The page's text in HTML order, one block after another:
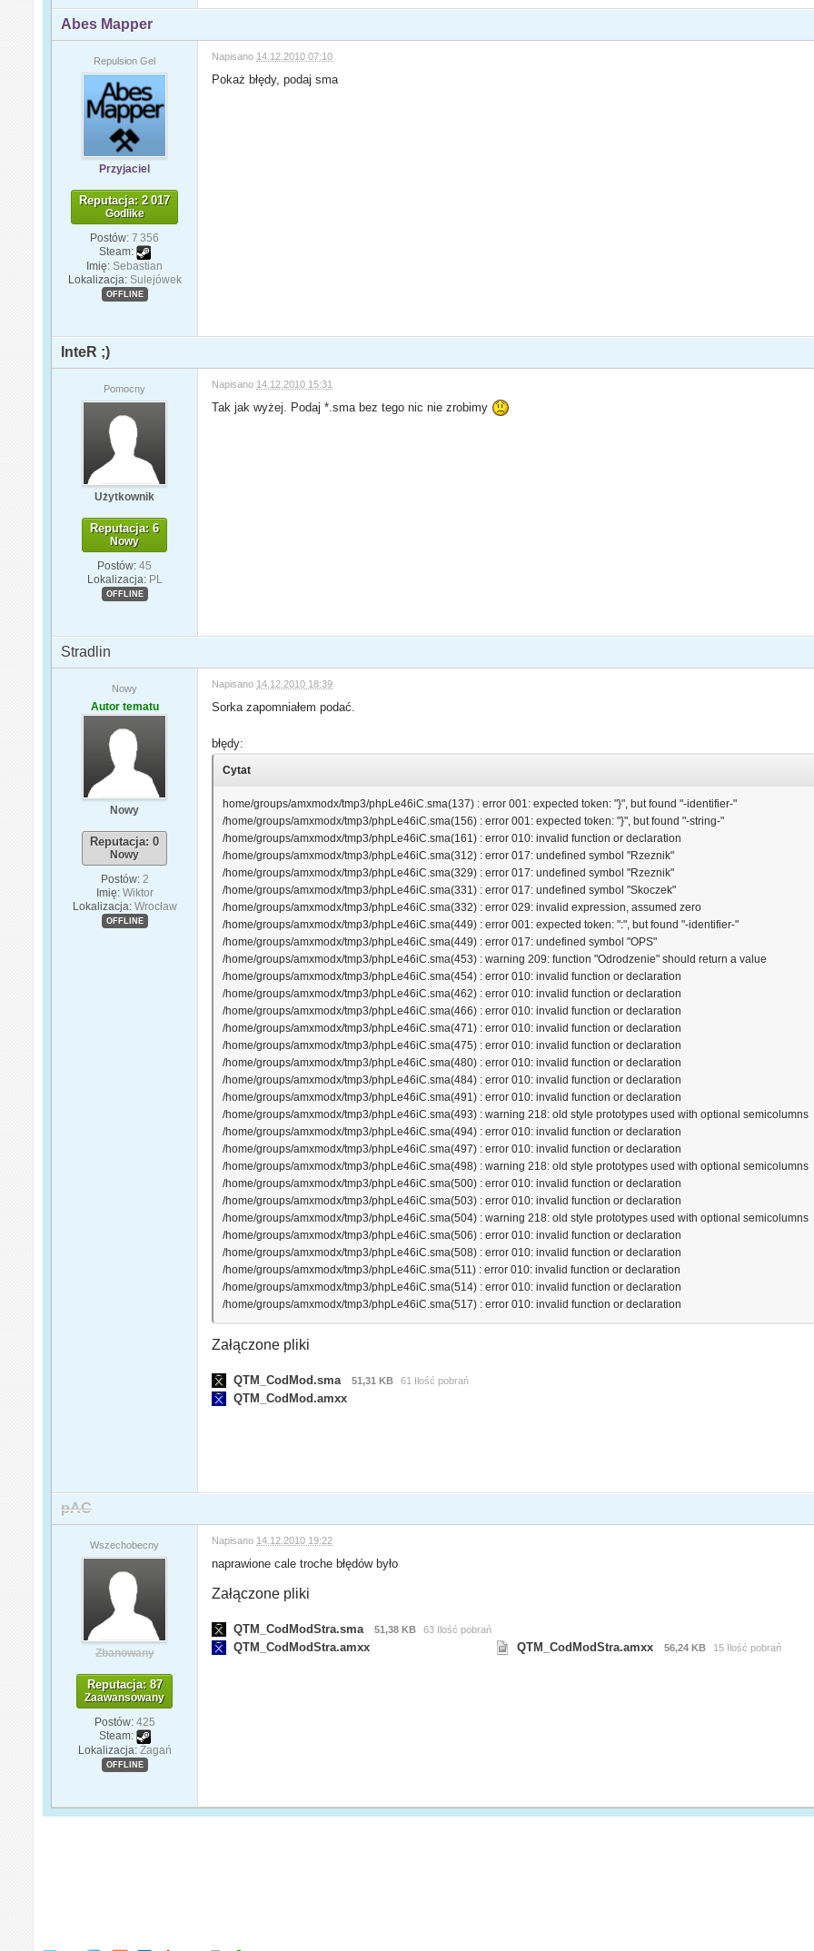
Abes Mapper
Repulsion Gel
Przyjaciel
Reputacja: 2 017
Godlike
Postów: 7 356
Steam:
Imię: Sebastian
Lokalizacja: Sulejówek
OFFLINE
Napisano 14.12.2010 07:10
Pokaż błędy, podaj sma
InteR ;)
Pomocny
Użytkownik
Reputacja: 6
Nowy
Postów: 45
Lokalizacja: PL
OFFLINE
Napisano 14.12.2010 15:31
Tak jak wyżej. Podaj *.sma bez tego nic nie zrobimy
Stradlin
Nowy
Autor tematu
Nowy
Reputacja: 0
Nowy
Postów: 2
Imię: Wiktor
Lokalizacja: Wrocław
OFFLINE
Napisano 14.12.2010 18:39
Sorka zapomniałem podać.
błędy:
Cytat
home/groups/amxmodx/tmp3/phpLe46iC.sma(137) : error 001: expected token: "}", but found "-identifier-"
/home/groups/amxmodx/tmp3/phpLe46iC.sma(156) : error 001: expected token: "}", but found "-string-"
/home/groups/amxmodx/tmp3/phpLe46iC.sma(161) : error 010: invalid function or declaration
/home/groups/amxmodx/tmp3/phpLe46iC.sma(312) : error 017: undefined symbol "Rzeznik"
/home/groups/amxmodx/tmp3/phpLe46iC.sma(329) : error 017: undefined symbol "Rzeznik"
/home/groups/amxmodx/tmp3/phpLe46iC.sma(331) : error 017: undefined symbol "Skoczek"
/home/groups/amxmodx/tmp3/phpLe46iC.sma(332) : error 029: invalid expression, assumed zero
/home/groups/amxmodx/tmp3/phpLe46iC.sma(449) : error 001: expected token: ":", but found "-identifier-"
/home/groups/amxmodx/tmp3/phpLe46iC.sma(449) : error 017: undefined symbol "OPS"
/home/groups/amxmodx/tmp3/phpLe46iC.sma(453) : warning 209: function "Odrodzenie" should return a value
/home/groups/amxmodx/tmp3/phpLe46iC.sma(454) : error 010: invalid function or declaration
/home/groups/amxmodx/tmp3/phpLe46iC.sma(462) : error 010: invalid function or declaration
/home/groups/amxmodx/tmp3/phpLe46iC.sma(466) : error 010: invalid function or declaration
/home/groups/amxmodx/tmp3/phpLe46iC.sma(471) : error 010: invalid function or declaration
/home/groups/amxmodx/tmp3/phpLe46iC.sma(475) : error 010: invalid function or declaration
/home/groups/amxmodx/tmp3/phpLe46iC.sma(480) : error 010: invalid function or declaration
/home/groups/amxmodx/tmp3/phpLe46iC.sma(484) : error 010: invalid function or declaration
/home/groups/amxmodx/tmp3/phpLe46iC.sma(491) : error 010: invalid function or declaration
/home/groups/amxmodx/tmp3/phpLe46iC.sma(493) : warning 218: old style prototypes used with optional semicolumns
/home/groups/amxmodx/tmp3/phpLe46iC.sma(494) : error 010: invalid function or declaration
/home/groups/amxmodx/tmp3/phpLe46iC.sma(497) : error 010: invalid function or declaration
/home/groups/amxmodx/tmp3/phpLe46iC.sma(498) : warning 218: old style prototypes used with optional semicolumns
/home/groups/amxmodx/tmp3/phpLe46iC.sma(500) : error 010: invalid function or declaration
/home/groups/amxmodx/tmp3/phpLe46iC.sma(503) : error 010: invalid function or declaration
/home/groups/amxmodx/tmp3/phpLe46iC.sma(504) : warning 218: old style prototypes used with optional semicolumns
/home/groups/amxmodx/tmp3/phpLe46iC.sma(506) : error 010: invalid function or declaration
/home/groups/amxmodx/tmp3/phpLe46iC.sma(508) : error 010: invalid function or declaration
/home/groups/amxmodx/tmp3/phpLe46iC.sma(511) : error 010: invalid function or declaration
/home/groups/amxmodx/tmp3/phpLe46iC.sma(514) : error 010: invalid function or declaration
/home/groups/amxmodx/tmp3/phpLe46iC.sma(517) : error 010: invalid function or declaration
Załączone pliki
QTM_CodMod.sma 51,31 KB 61 Ilość pobrań
QTM_CodMod.amxx
pAC
Wszechobecny
Zbanowany
Reputacja: 87
Zaawansowany
Postów: 425
Steam:
Lokalizacja: Żagań
OFFLINE
Napisano 14.12.2010 19:22
naprawione cale troche błędów było
Załączone pliki
QTM_CodModStra.sma 51,38 KB 63 Ilość pobrań
QTM_CodModStra.amxx QTM_CodModStra.amxx 56,24 KB 15 Ilość pobrań